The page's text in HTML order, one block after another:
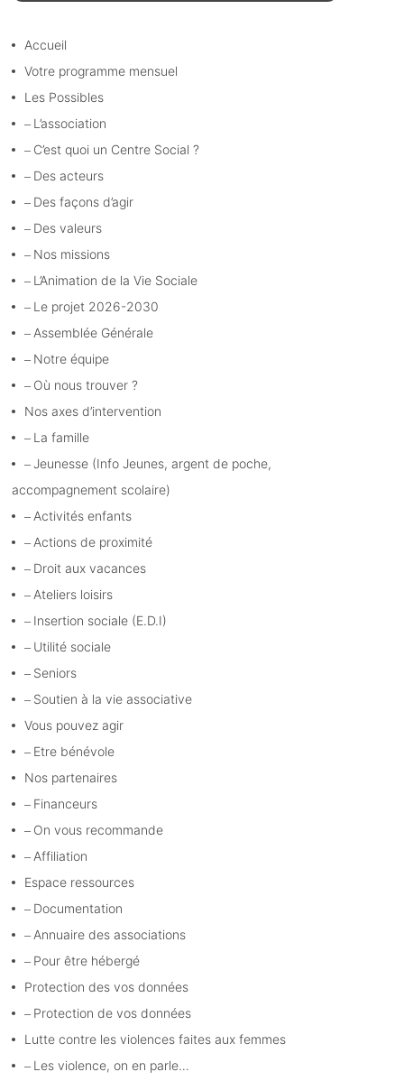
Accueil
Votre programme mensuel
Les Possibles
L’association
C’est quoi un Centre Social ?
Des acteurs
Des façons d’agir
Des valeurs
Nos missions
L’Animation de la Vie Sociale
Le projet 2026-2030
Assemblée Générale
Notre équipe
Où nous trouver ?
Nos axes d’intervention
La famille
Jeunesse (Info Jeunes, argent de poche,
accompagnement scolaire)
Activités enfants
Actions de proximité
Droit aux vacances
Ateliers loisirs
Insertion sociale (E.D.I)
Utilité sociale
Seniors
Soutien à la vie associative
Vous pouvez agir
Etre bénévole
Nos partenaires
Financeurs
On vous recommande
Affiliation
Espace ressources
Documentation
Annuaire des associations
Pour être hébergé
Protection des vos données
Protection de vos données
Lutte contre les violences faites aux femmes
Les violence, on en parle…